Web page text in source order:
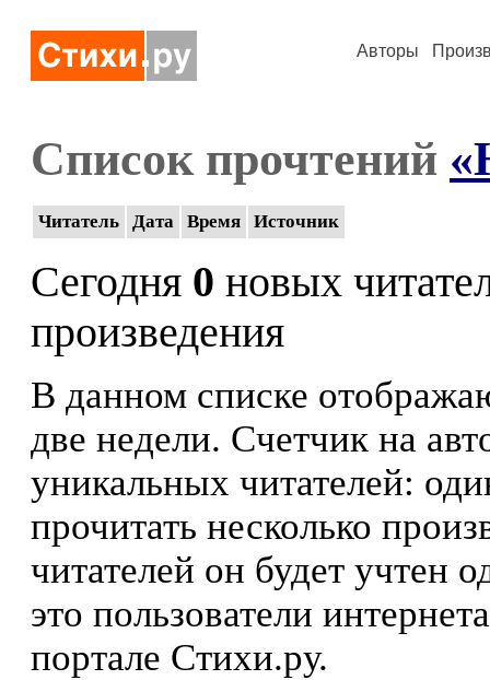
Авторы
Список прочтений
Читатель Дата Время Источник
Сегодня 0 новых
произведения
В данном списке
две недели. Счетчик на
уникальных читателей:
прочитать несколько
читателей он будет учтен
это пользователи
портале Стихи.ру.